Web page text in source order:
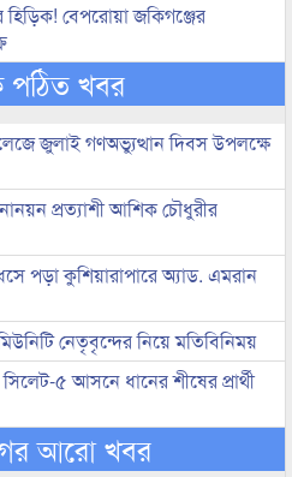
বেপরোয়া জকিগঞ্জের
পঠিত খবর
জুলাই গণঅভ্যুত্থান দিবস উপলক্ষে
প্রত্যাশী আশিক চৌধুরীর
পড়া কুশিয়ারাপারে অ্যাড. এমরান
নেতৃবৃন্দের নিয়ে মতিবিনিময়
৫ আসনে ধানের শীষের প্রার্থী
আরো খবর